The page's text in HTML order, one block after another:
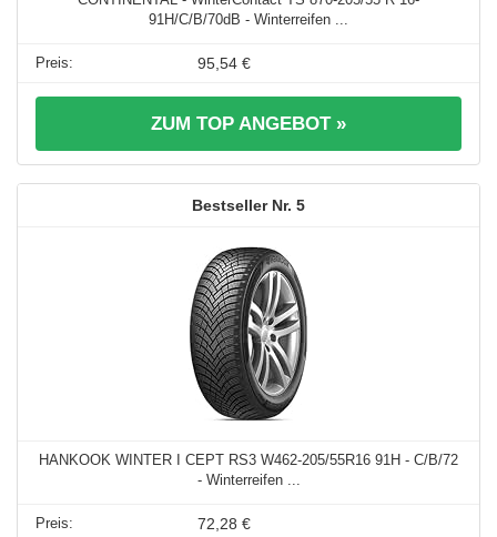
91H/C/B/70dB - Winterreifen ...
95,54 €
ZUM TOP ANGEBOT »
5
HANKOOK WINTER I CEPT RS3 W462-205/55R16 91H - C/B/72
- Winterreifen ...
72,28 €